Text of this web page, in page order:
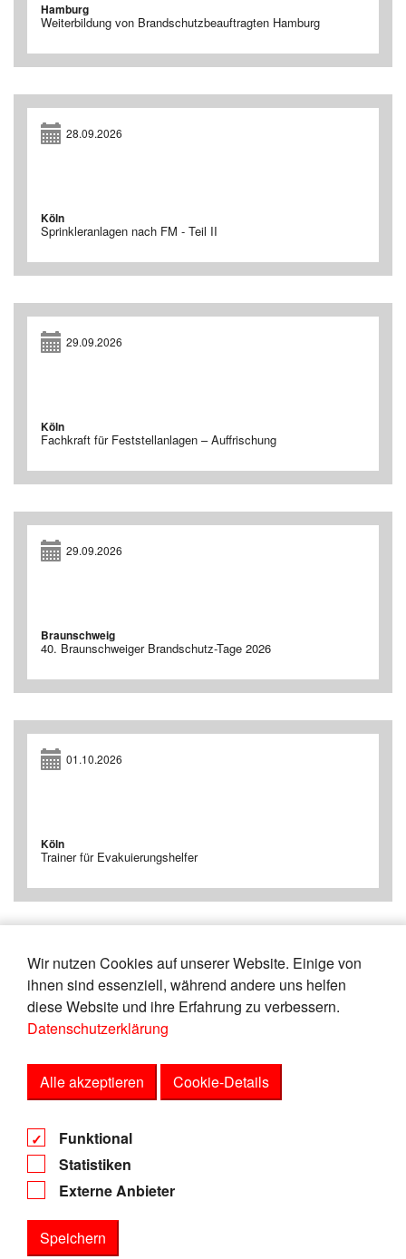
Wir nutzen Cookies auf unserer Website. Einige von
ihnen sind essenziell, während andere uns helfen
diese Website und ihre Erfahrung zu verbessern.
Datenschutzerklärung
Alle akzeptieren Cookie-Details
Funktional
Statistiken
Externe Anbieter
Speichern
Hamburg
Weiterbildung von Brandschutzbeauftragten Hamburg
28.09.2026
Köln
Sprinkleranlagen nach FM - Teil II
29.09.2026
Köln
Fachkraft für Feststellanlagen – Auffrischung
29.09.2026
Braunschweig
40. Braunschweiger Brandschutz-Tage 2026
01.10.2026
Köln
Trainer für Evakuierungshelfer
« 5 6 7 8 9 10 11 12
13
14
»
Impressum